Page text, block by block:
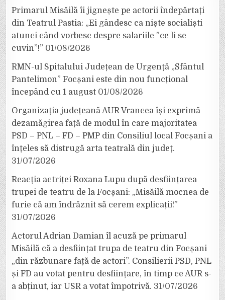
Primarul Misăilă îi jignește pe actorii îndepărtați
din Teatrul Pastia: „Ei gândesc ca niște socialiști
atunci când vorbesc despre salariile ”ce li se
cuvin”!” 01/08/2026
RMN-ul Spitalului Județean de Urgență „Sfântul
Pantelimon” Focșani este din nou funcțional
începând cu 1 august 01/08/2026
Organizația județeană AUR Vrancea își exprimă
dezamăgirea față de modul în care majoritatea
PSD – PNL – FD – PMP din Consiliul local Focșani a
înțeles să distrugă arta teatrală din județ.
31/07/2026
Reacția actriței Roxana Lupu după desființarea
trupei de teatru de la Focșani: „Misăilă mocnea de
furie că am îndrăznit să cerem explicații!”
31/07/2026
Actorul Adrian Damian îl acuză pe primarul
Misăilă că a desființat trupa de teatru din Focșani
„din răzbunare față de actori”. Consilierii PSD, PNL
și FD au votat pentru desființare, în timp ce AUR s-
a abținut, iar USR a votat împotrivă. 31/07/2026